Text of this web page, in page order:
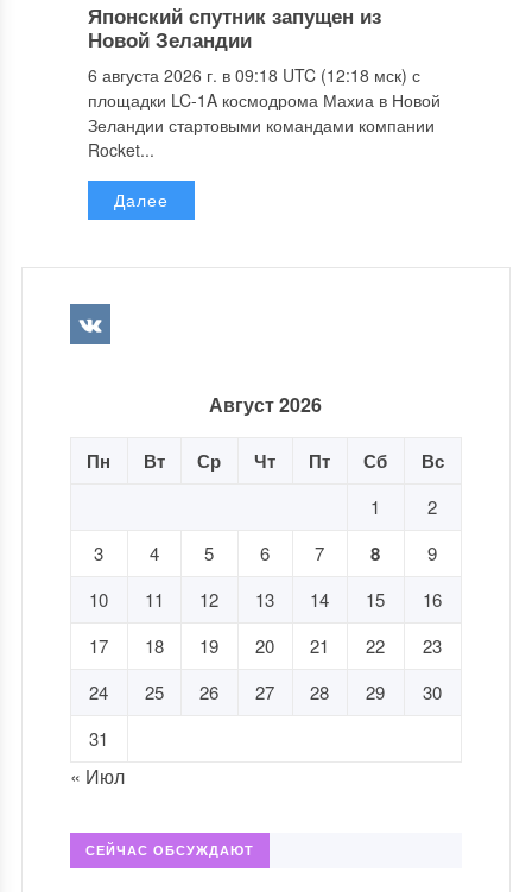
Японский спутник запущен из
Новой Зеландии
6 августа 2026 г. в 09:18 UTC (12:18 мск) с
площадки LC-1A космодрома Махиа в Новой
Зеландии стартовыми командами компании
Rocket...
Далее
Август 2026
Пн Вт Ср Чт Пт Сб Вс
1
2
3
4 5 6 7 8
9
10
11 12 13 14 15
16
17
18 19 20 21 22
23
24
25 26 27 28 29
30
31
« Июл
СЕЙЧАС ОБСУЖДАЮТ